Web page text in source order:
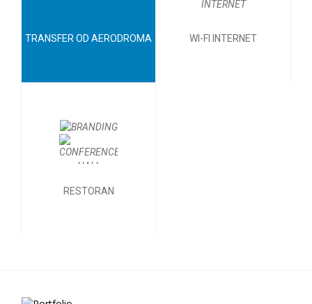
TRANSFER OD AERODROMA WI-FI INTERNET
RESTORAN